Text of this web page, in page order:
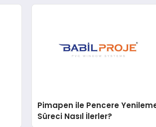
Pimapen ile Pencere
Süreci Nasıl İlerler?